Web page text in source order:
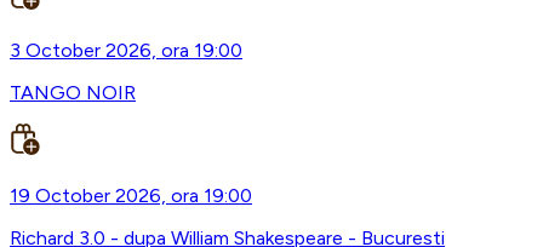
3 October 2026, ora 19:00
TANGO NOIR
19 October 2026, ora 19:00
Richard 3.0 - dupa William Shakespeare - Bucuresti